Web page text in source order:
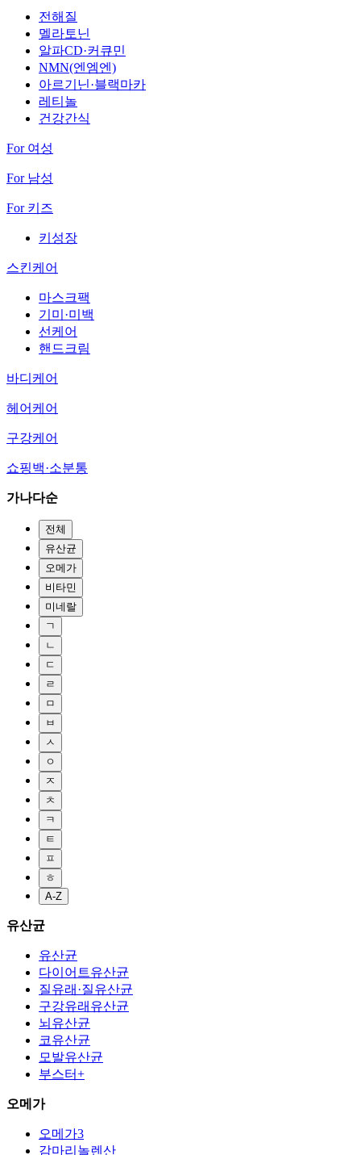
전해질
멜라토닌
알파CD·커큐민
NMN(엔엠엔)
아르기닌·블랙마카
레티놀
건강간식
For 여성
For 남성
For 키즈
키성장
스킨케어
마스크팩
기미·미백
선케어
핸드크림
바디케어
헤어케어
구강케어
쇼핑백·소분통
가나다순
전체
유산균
오메가
비타민
미네랄
ㄱ
ㄴ
ㄷ
ㄹ
ㅁ
ㅂ
ㅅ
ㅇ
ㅈ
ㅊ
ㅋ
ㅌ
ㅍ
ㅎ
A-Z
유산균
유산균
다이어트유산균
질유래·질유산균
구강유래유산균
뇌유산균
코유산균
모발유산균
부스터+
오메가
오메가3
감마리놀렌산